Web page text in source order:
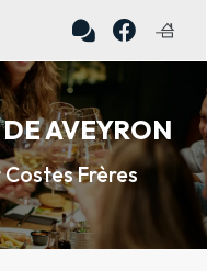
AVEYRON
Frères